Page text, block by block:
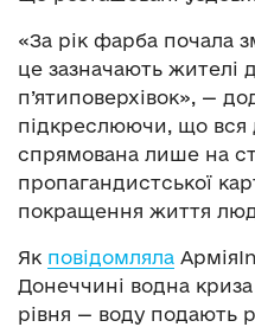
«За рік фарба почала
це зазначають жителі
п’ятиповерхівок», —
підкреслюючи, що вся
спрямована лише на
пропагандистської
покращення життя
Як повідомляла
Донеччині водна
рівня — воду подають